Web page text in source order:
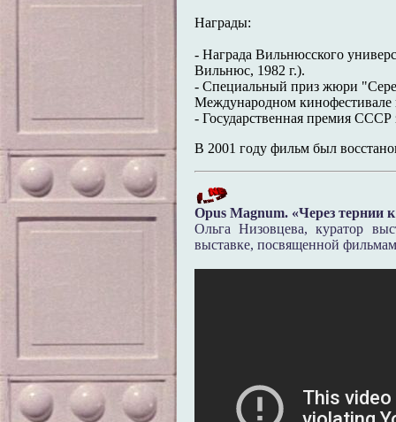
Награды:
- Награда Вильнюсского
Вильнюс, 1982 г.).
- Специальный приз жюри
Международном кинофестивале
- Государственная премия СССР
В 2001 году фильм был
Opus Magnum. «Через тернии
Ольга Низовцева, куратор
выставке, посвященной